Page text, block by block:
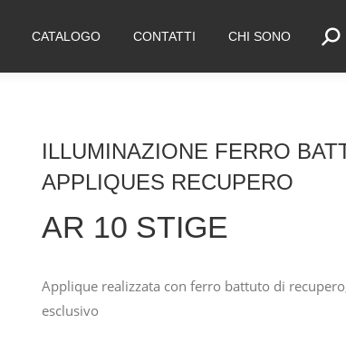
CATALOGO CONTATTI CHI SONO
ILLUMINAZIONE FERRO
APPLIQUES RECUPERO
AR 10 STIGE
Applique realizzata con ferro battuto di
esclusivo